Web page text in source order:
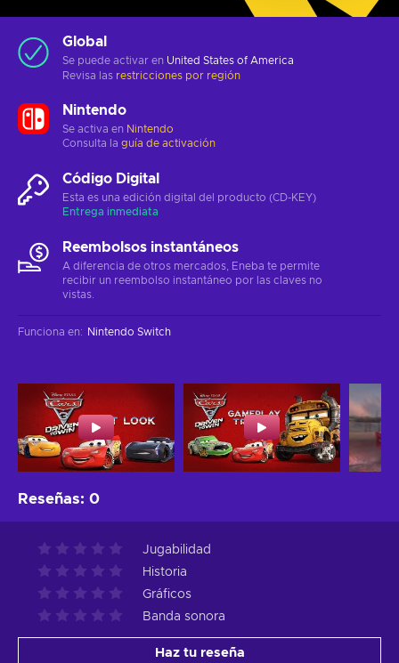
Global
Se puede activar en United States of America
Revisa las restricciones por región
Nintendo
Se activa en Nintendo
Consulta la guía de activación
Código Digital
Esta es una edición digital del producto (CD-KEY)
Entrega inmediata
Reembolsos instantáneos
A diferencia de otros mercados, Eneba te permite
recibir un reembolso instantáneo por las claves no
vistas.
Funciona en: Nintendo Switch
Reseñas: 0
Jugabilidad
Historia
Gráficos
Banda sonora
Haz tu reseña